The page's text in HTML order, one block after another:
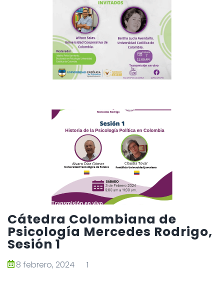
Cátedra Colombiana de
Psicología Mercedes Rodrigo,
Sesión 1
8 febrero, 2024 1